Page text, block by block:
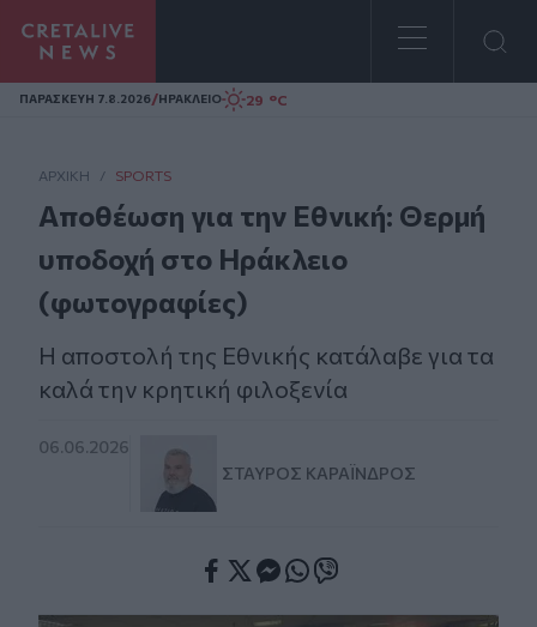
Homepage
ΠΑΡΑΣΚΕΥΗ 7.8.2026/ΗΡΑΚΛΕΙΟ 29 °C
ΑΡΧΙΚΗ / SPORTS
Αποθέωση για την Εθνική: Θερμή
υποδοχή στο Ηράκλειο
(φωτογραφίες)
Η αποστολή της Εθνικής κατάλαβε για τα
καλά την κρητική φιλοξενία
06.06.2026
ΣΤΑΎΡΟΣ ΚΑΡΑΪ́ΝΔΡΟΣ